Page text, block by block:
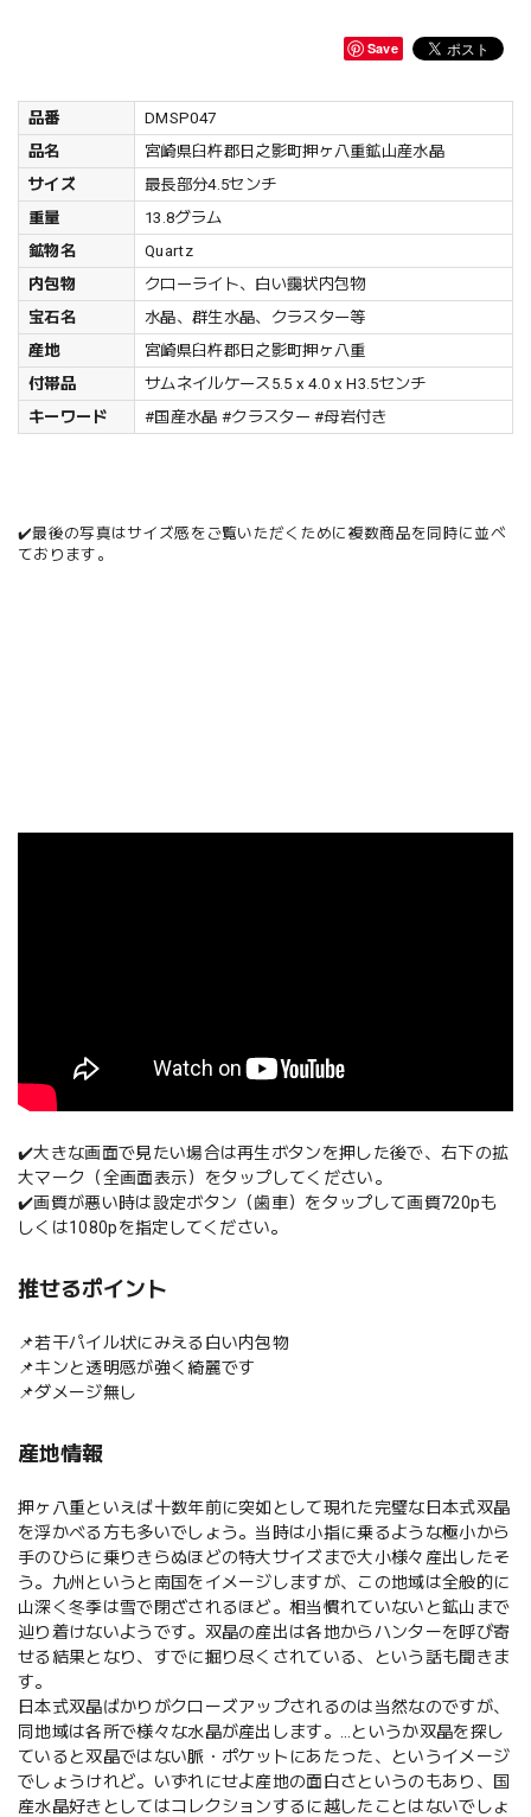
Save
品番
DMSP047
品名
宮崎県臼杵郡日之影町押ヶ八重鉱山産水晶
サイズ
最長部分4.5センチ
重量
13.8グラム
鉱物名
Quartz
内包物
クローライト、白い靄状内包物
宝石名
水晶、群生水晶、クラスター等
産地
宮崎県臼杵郡日之影町押ヶ八重
付帯品
サムネイルケース5.5 x 4.0 x H3.5センチ
キーワード
#国産水晶 #クラスター #母岩付き
✔️最後の写真はサイズ感をご覧いただくために複数商品を同時に並べ
ております。
✔️大きな画面で見たい場合は再生ボタンを押した後で、右下の拡
大マーク（全画面表示）をタップしてください。
✔️画質が悪い時は設定ボタン（歯車）をタップして画質720pも
しくは1080pを指定してください。
推せるポイント
📌若干パイル状にみえる白い内包物
📌キンと透明感が強く綺麗です
📌ダメージ無し
産地情報
押ヶ八重といえば十数年前に突如として現れた完璧な日本式双晶
を浮かべる方も多いでしょう。当時は小指に乗るような極小から
手のひらに乗りきらぬほどの特大サイズまで大小様々産出したそ
う。九州というと南国をイメージしますが、この地域は全般的に
山深く冬季は雪で閉ざされるほど。相当慣れていないと鉱山まで
辿り着けないようです。双晶の産出は各地からハンターを呼び寄
せる結果となり、すでに掘り尽くされている、という話も聞きま
す。
日本式双晶ばかりがクローズアップされるのは当然なのですが、
同地域は各所で様々な水晶が産出します。…というか双晶を探し
ていると双晶ではない脈・ポケットにあたった、というイメージ
でしょうけれど。いずれにせよ産地の面白さというのもあり、国
産水晶好きとしてはコレクションするに越したことはないでしょ